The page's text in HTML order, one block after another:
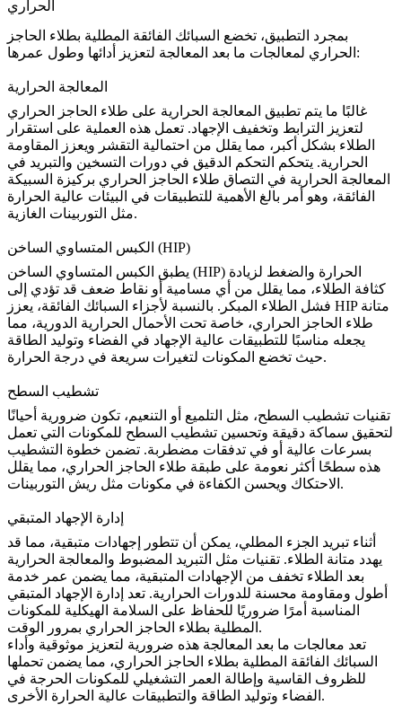
الحراري
بمجرد التطبيق، تخضع السبائك الفائقة المطلية بطلاء الحاجز
الحراري لمعالجات ما بعد المعالجة لتعزيز أدائها وطول عمرها:
المعالجة الحرارية
غالبًا ما يتم تطبيق المعالجة الحرارية على طلاء الحاجز الحراري
لتعزيز الترابط وتخفيف الإجهاد. تعمل هذه العملية على استقرار
الطلاء بشكل أكبر، مما يقلل من احتمالية التقشر ويعزز المقاومة
الحرارية. يتحكم التحكم الدقيق في دورات التسخين والتبريد في
المعالجة الحرارية في التصاق طلاء الحاجز الحراري بركيزة السبيكة
الفائقة، وهو أمر بالغ الأهمية للتطبيقات في البيئات عالية الحرارة
مثل التوربينات الغازية.
الكبس المتساوي الساخن (HIP)
يطبق الكبس المتساوي الساخن
(HIP) الحرارة والضغط لزيادة
كثافة الطلاء، مما يقلل من أي مسامية أو نقاط ضعف قد تؤدي إلى
فشل الطلاء المبكر. بالنسبة لأجزاء السبائك الفائقة، يعزز HIP متانة
طلاء الحاجز الحراري، خاصة تحت الأحمال الحرارية الدورية، مما
يجعله مناسبًا للتطبيقات عالية الإجهاد في الفضاء وتوليد الطاقة
حيث تخضع المكونات لتغيرات سريعة في درجة الحرارة.
تشطيب السطح
تقنيات تشطيب السطح، مثل التلميع أو التنعيم، تكون ضرورية أحيانًا
لتحقيق سماكة دقيقة وتحسين تشطيب السطح للمكونات التي تعمل
بسرعات عالية أو في تدفقات مضطربة. تضمن خطوة التشطيب
هذه سطحًا أكثر نعومة على طبقة طلاء الحاجز الحراري، مما يقلل
الاحتكاك ويحسن الكفاءة في مكونات مثل ريش التوربينات.
إدارة الإجهاد المتبقي
أثناء تبريد الجزء المطلي، يمكن أن تتطور إجهادات متبقية، مما قد
يهدد متانة الطلاء. تقنيات مثل التبريد المضبوط و المعالجة الحرارية
بعد الطلاء تخفف من الإجهادات المتبقية، مما يضمن عمر خدمة
أطول ومقاومة محسنة للدورات الحرارية. تعد إدارة الإجهاد المتبقي
المناسبة أمرًا ضروريًا للحفاظ على السلامة الهيكلية للمكونات
المطلية بطلاء الحاجز الحراري بمرور الوقت.
تعد معالجات ما بعد المعالجة هذه ضرورية لتعزيز موثوقية وأداء
السبائك الفائقة المطلية بطلاء الحاجز الحراري، مما يضمن تحملها
للظروف القاسية وإطالة العمر التشغيلي للمكونات الحرجة في
الفضاء وتوليد الطاقة والتطبيقات عالية الحرارة الأخرى.